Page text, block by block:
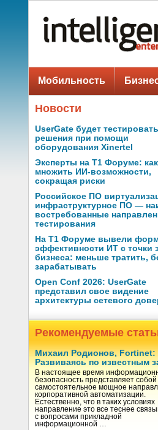
Мобильность
Новости
UserGate будет
решения при помощи
оборудования Xinertel
Эксперты на Т1 Форуме: как
множить ИИ-возможности,
сокращая риски
Российское ПО
инфраструктурное ПО —
востребованные
тестирования
На Т1 Форуме вывели
эффективности ИТ с точки
бизнеса: меньше тратить,
зарабатывать
Open Conf 2026: UserGate
представил свое видение
архитектуры сетевого
Рекомендуемые
Михаил Родионов, Fortinet:
Развиваясь по известным
В настоящее время
безопасность представляет
самостоятельное мощное
корпоративной автоматизации.
Естественно, что в таких условиях
направление это все теснее
с вопросами прикладной
информационной …